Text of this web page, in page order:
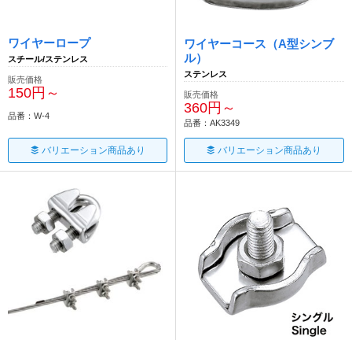
ワイヤーロープ
スチール/ステンレス
販売価格
150円～
品番：W-4
バリエーション商品あり
ワイヤーコース（A型シンブ
ル）
ステンレス
販売価格
360円～
品番：AK3349
バリエーション商品あり